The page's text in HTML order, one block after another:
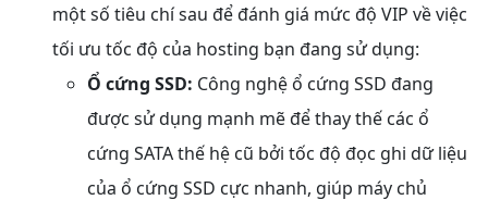
một số tiêu chí sau để đánh giá mức độ VIP về việc
tối ưu tốc độ của hosting bạn đang sử dụng:
Ổ cứng SSD: Công nghệ ổ cứng SSD đang
được sử dụng mạnh mẽ để thay thế các ổ
cứng SATA thế hệ cũ bởi tốc độ đọc ghi dữ liệu
của ổ cứng SSD cực nhanh, giúp máy chủ